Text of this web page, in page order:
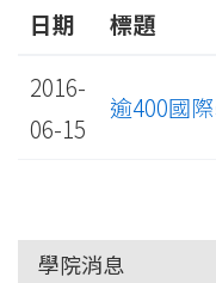
日期
標題
2016-
06-15
逾400國
學院消息